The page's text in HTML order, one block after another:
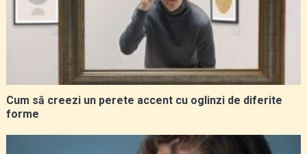
Cum să creezi un perete accent cu oglinzi de diferite
forme